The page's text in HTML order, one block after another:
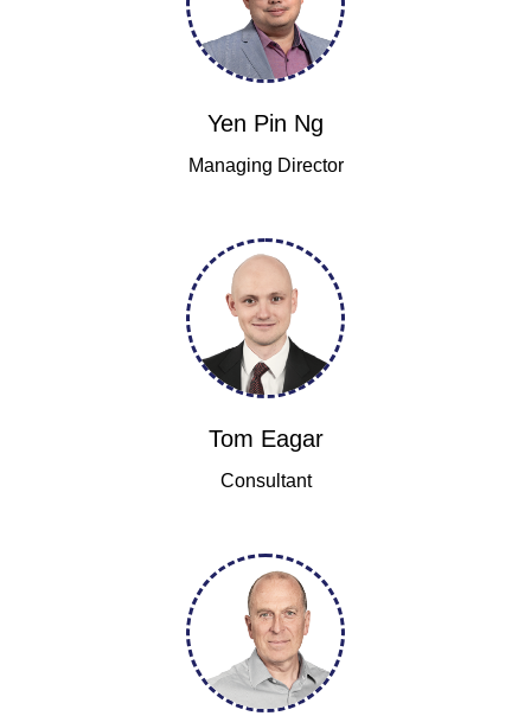
Yen Pin Ng
Managing Director
Tom Eagar
Consultant